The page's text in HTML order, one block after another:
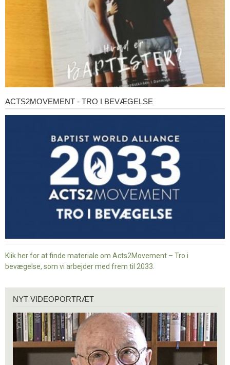
Acts2Movement
ACTS2MOVEMENT - TRO I BEVÆGELSE
Klik her for at finde materiale om Acts2Movement – Tro i
bevægelse, som vi arbejder med frem til 2033.
videoportræt
NYT VIDEOPORTRÆT